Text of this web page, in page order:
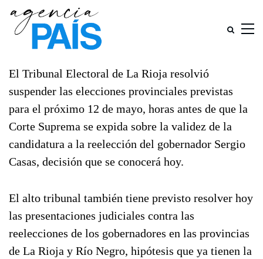
El Tribunal Electoral de La Rioja resolvió
suspender las elecciones provinciales previstas
para el próximo 12 de mayo, horas antes de que la
Corte Suprema se expida sobre la validez de la
candidatura a la reelección del gobernador Sergio
Casas, decisión que se conocerá hoy.
El alto tribunal también tiene previsto resolver hoy
las presentaciones judiciales contra las
reelecciones de los gobernadores en las provincias
de La Rioja y Río Negro, hipótesis que ya tienen la